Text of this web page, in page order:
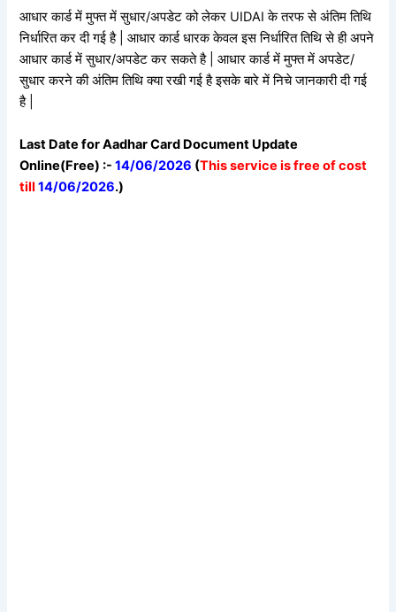
आधार कार्ड में मुफ्त में सुधार/अपडेट को लेकर UIDAI के तरफ से अंतिम तिथि
निर्धारित कर दी गई है | आधार कार्ड धारक केवल इस निर्धारित तिथि से ही अपने
आधार कार्ड में सुधार/अपडेट कर सकते है | आधार कार्ड में मुफ्त में अपडेट/
सुधार करने की अंतिम तिथि क्या रखी गई है इसके बारे में निचे जानकारी दी गई
है |
Last Date for Aadhar Card Document Update
Online(Free) :- 14/06/2026 (This service is free of cost
till 14/06/2026.)